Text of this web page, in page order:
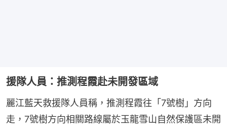
援隊人員：推測程霞赴未開發區域
麗江藍天救援隊人員稱，推測程霞往「7號樹」方向
走，7號樹方向相關路線屬於玉龍雪山自然保護區未開